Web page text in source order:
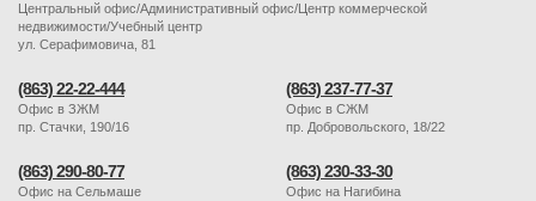
Центральный офис/Административный офис/Центр коммерческой
недвижимости/Учебный центр
ул. Серафимовича, 81
(863) 22-22-444
Офис в ЗЖМ
пр. Стачки, 190/16
(863) 237-77-37
Офис в СЖМ
пр. Добровольского, 18/22
(863) 290-80-77
Офис на Сельмаше
(863) 230-33-30
Офис на Нагибина